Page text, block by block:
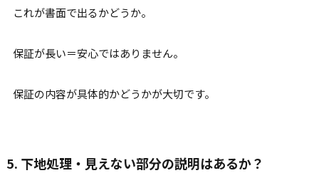
これが書面で出るかどうか。
保証が長い＝安心ではありません。
保証の内容が具体的かどうかが大切です。
5. 下地処理・見えない部分の説明はあるか？